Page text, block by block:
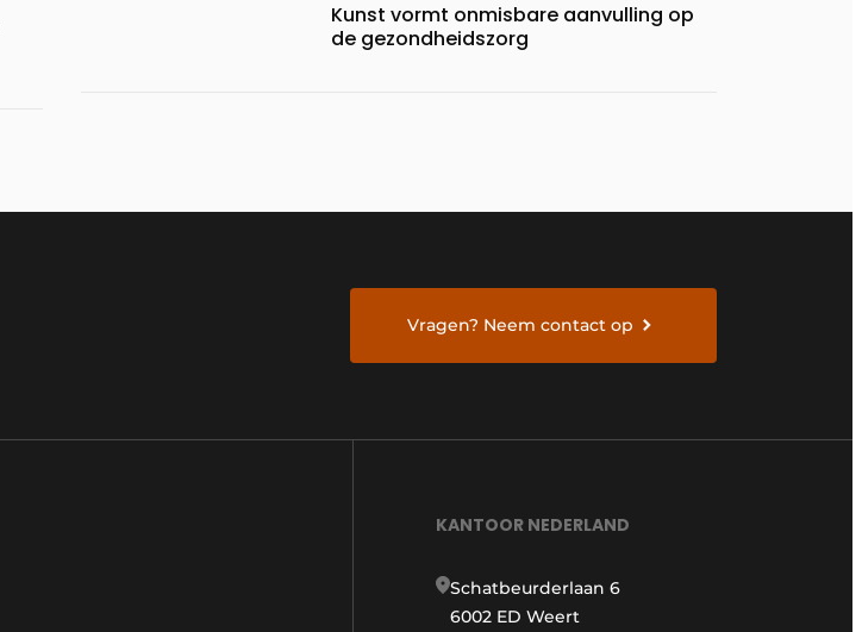
Kunst vormt onmisbare aanvulling op
de gezondheidszorg
Vragen? Neem contact op
KANTOOR NEDERLAND
Schatbeurderlaan 6
6002 ED Weert